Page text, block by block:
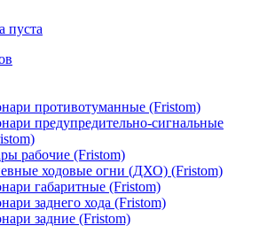
пуста
противотуманные (Fristom)
предупредительно-сигнальные
рабочие (Fristom)
ходовые огни (ДХО) (Fristom)
габаритные (Fristom)
заднего хода (Fristom)
задние (Fristom)